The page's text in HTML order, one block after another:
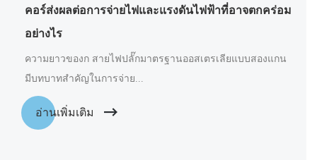
คอร์ส่งผลต่อการจ่ายไฟและแรงดันไฟฟ้าที่อาจตกคร่อม
อย่างไร
ความยาวของก สายไฟปลั๊กมาตรฐานออสเตรเลียแบบสองแกน
มีบทบาทสำคัญในการจ่าย...
อ่านเพิ่มเติม